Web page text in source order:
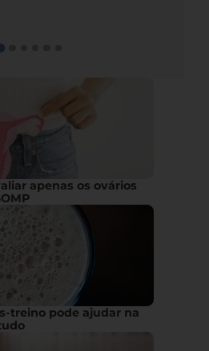
apenas os ovários
treino pode ajudar na